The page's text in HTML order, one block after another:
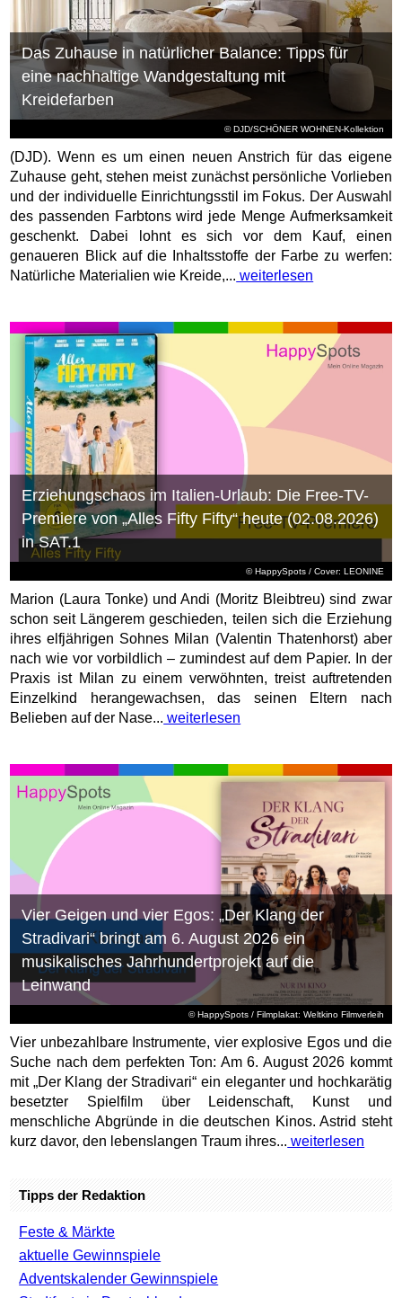
© DJD/SCHÖNER WOHNEN-Kollektion
Das Zuhause in natürlicher Balance: Tipps für
eine nachhaltige Wandgestaltung mit
Kreidefarben
(DJD). Wenn es um einen neuen Anstrich für das eigene
Zuhause geht, stehen meist zunächst persönliche Vorlieben
und der individuelle Einrichtungsstil im Fokus. Der Auswahl
des passenden Farbtons wird jede Menge Aufmerksamkeit
geschenkt. Dabei lohnt es sich vor dem Kauf, einen
genaueren Blick auf die Inhaltsstoffe der Farbe zu werfen:
Natürliche Materialien wie Kreide,... weiterlesen
© HappySpots / Cover: LEONINE
Erziehungschaos im Italien-Urlaub: Die Free-TV-
Premiere von „Alles Fifty Fifty“ heute (02.08.2026)
in SAT.1
Marion (Laura Tonke) und Andi (Moritz Bleibtreu) sind zwar
schon seit Längerem geschieden, teilen sich die Erziehung
ihres elfjährigen Sohnes Milan (Valentin Thatenhorst) aber
nach wie vor vorbildlich – zumindest auf dem Papier. In der
Praxis ist Milan zu einem verwöhnten, treist auftretenden
Einzelkind herangewachsen, das seinen Eltern nach
Belieben auf der Nase... weiterlesen
© HappySpots / Filmplakat: Weltkino Filmverleih
Vier Geigen und vier Egos: „Der Klang der
Stradivari“ bringt am 6. August 2026 ein
musikalisches Jahrhundertprojekt auf die
Leinwand
Vier unbezahlbare Instrumente, vier explosive Egos und die
Suche nach dem perfekten Ton: Am 6. August 2026 kommt
mit „Der Klang der Stradivari“ ein eleganter und hochkarätig
besetzter Spielfilm über Leidenschaft, Kunst und
menschliche Abgründe in die deutschen Kinos. Astrid steht
kurz davor, den lebenslangen Traum ihres... weiterlesen
Tipps der Redaktion
Feste & Märkte
aktuelle Gewinnspiele
Adventskalender Gewinnspiele